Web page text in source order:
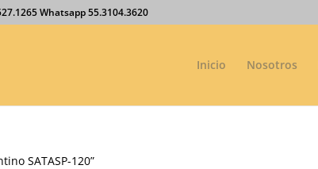
Whatsapp 55.3104.3620
Inicio Nosotros
SATASP-120”